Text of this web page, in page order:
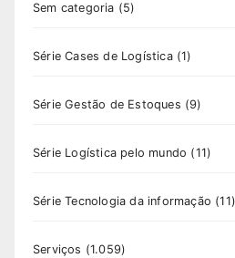
Sem categoria (5)
Série Cases de Logística(1)
Série Gestão de Estoques (9)
Série Logística pelo mundo (11)
Série Tecnologia da informação (11)
Serviços (1.059)